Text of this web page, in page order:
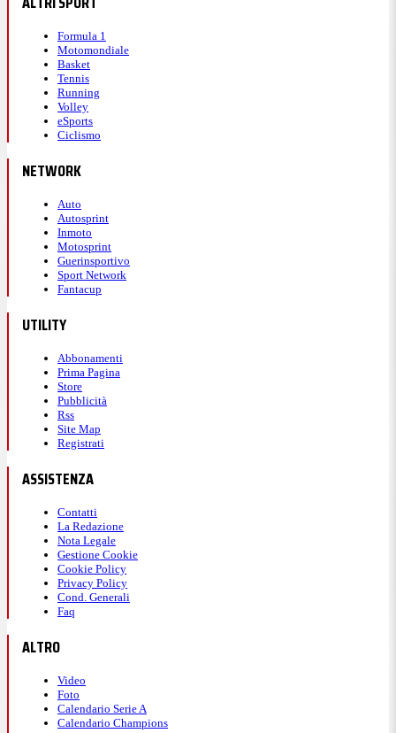
Formula 1
Motomondiale
Basket
Tennis
Running
Volley
eSports
Ciclismo
NETWORK
Auto
Autosprint
Inmoto
Motosprint
Guerinsportivo
Sport Network
Fantacup
UTILITY
Abbonamenti
Prima Pagina
Store
Pubblicità
Rss
Site Map
Registrati
ASSISTENZA
Contatti
La Redazione
Nota Legale
Gestione Cookie
Cookie Policy
Privacy Policy
Cond. Generali
Faq
ALTRO
Video
Foto
Calendario Serie A
Calendario Champions